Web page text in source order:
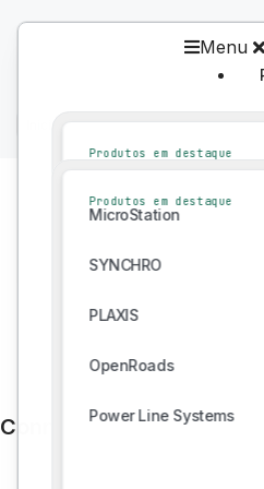
Menu
Produtos em destaque
MicroStation
SYNCHRO
PLAXIS
OpenRoads
Power Line Systems
Produtos em destaque
MicroStation
SYNCHRO
PLAXIS
OpenRoads
Power Line Systems
Início Bentley Ecosystem Catalog /
Connect With Providers